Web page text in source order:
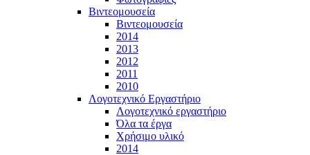
Βιντεομουσεία
Βιντεομουσεία
2014
2013
2012
2011
2010
Λογοτεχνικό Εργαστήριο
Λογοτεχνικό εργαστήριο
Όλα τα έργα
Χρήσιμο υλικό
2014